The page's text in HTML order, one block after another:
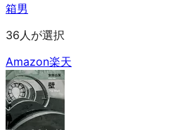
箱男
36人が選択
Amazon楽天